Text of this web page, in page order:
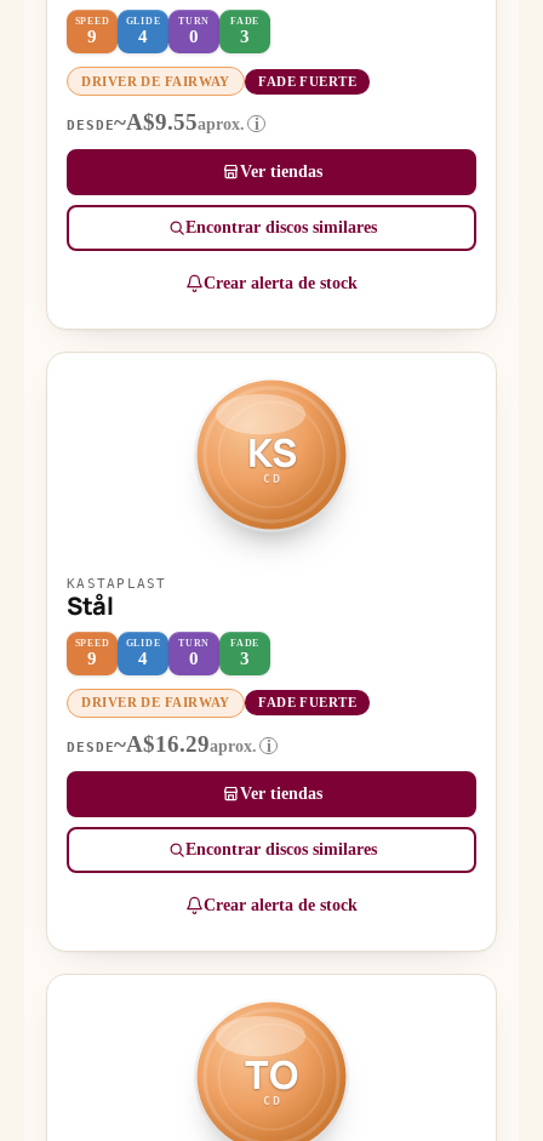
SPEED
9
GLIDE
4
TURN
0
FADE
3
DRIVER DE FAIRWAY FADE FUERTE
DESDE~A$9.55aprox. i
Ver tiendas
Encontrar discos similares
Crear alerta de stock
KS
CD
KASTAPLAST
Stål
SPEED
9
GLIDE
4
TURN
0
FADE
3
DRIVER DE FAIRWAY FADE FUERTE
DESDE~A$16.29aprox. i
Ver tiendas
Encontrar discos similares
Crear alerta de stock
TO
CD